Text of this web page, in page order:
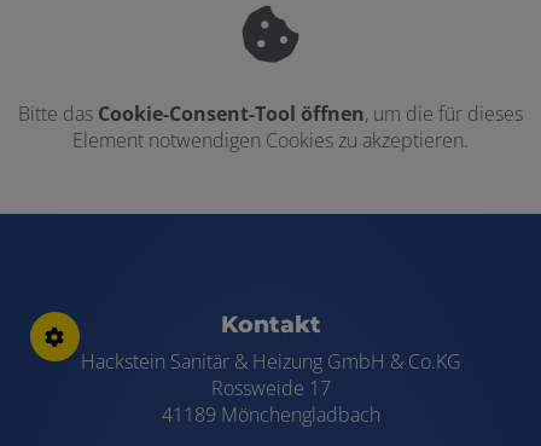
Bitte das Cookie-Consent-Tool öffnen, um die für dieses
Element notwendigen Cookies zu akzeptieren.
Kontakt
Hackstein Sanitär & Heizung GmbH & Co.KG
Rossweide 17
41189 Mönchengladbach